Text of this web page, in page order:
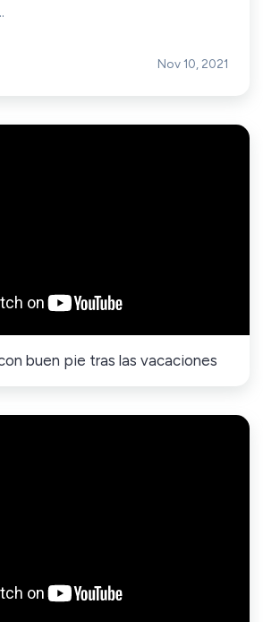
Nov 10, 2021
buen pie tras las vacaciones